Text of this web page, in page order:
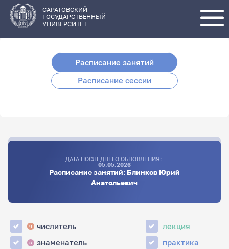
основному
содержанию
САРАТОВСКИЙ
ГОСУДАРСТВЕННЫЙ
УНИВЕРСИТЕТ
Расписание занятий
Расписание сессии
ДАТА ПОСЛЕДНЕГО ОБНОВЛЕНИЯ:
05.05.2026
Расписание занятий: Блинков Юрий
Анатольевич
ч числитель
з знаменатель
лекция
практика